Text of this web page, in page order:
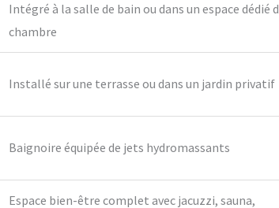
Intégré à la salle de bain ou dans un espace dédié
chambre
Installé sur une terrasse ou dans un jardin privatif
Baignoire équipée de jets hydromassants
Espace bien-être complet avec jacuzzi, sauna,